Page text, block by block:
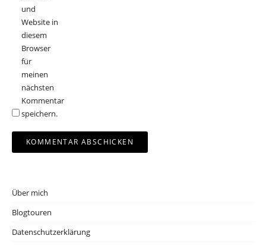
und
Website in
diesem
Browser
für
meinen
nächsten
Kommentar
speichern.
Über mich
Blogtouren
Datenschutzerklärung